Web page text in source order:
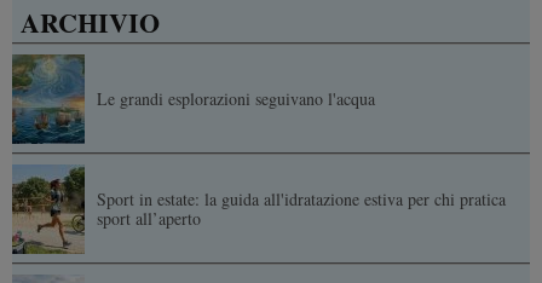
ARCHIVIO
Le grandi esplorazioni seguivano l'acqua
Sport in estate: la guida all'idratazione estiva per chi pratica
sport all’aperto